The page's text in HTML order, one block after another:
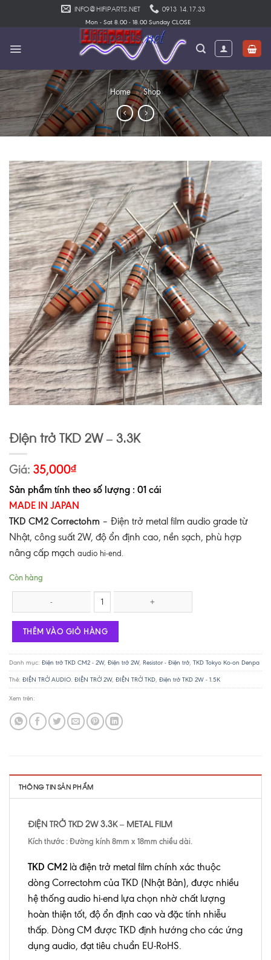
INFO@HIFIPARTS.NET 0913 14.17.33
Mon - Sat 8.00 - 18.00 Sunday CLOSE
Home » Shop
Điện trở TKD 2W – 3.3K
Giá: 35,000₫
Sản phẩm tính theo số lượng : 01 cái
MADE IN JAPAN
TKD CM2 Correctohm – Điện trở metal film audio grade từ
Nhật, công suất 2W, độ ổn định cao, nền sạch, phù hợp
nâng cấp mạch audio hi-end.
Còn hàng
Điện trở TKD 2W - 3.3K số lượng
THÊM VÀO GIỎ HÀNG
Danh mục: Điện trở TKD CM2 - 2W, Điện trở 2W, Resistor - Điện trở TKD Tokyo Ko-on Denpa
Thẻ: ĐIỆN TRỞ AUDIO. ĐIỆN TRỞ 2W, ĐIỆN TRỞ TKD Điện trở TKD 2W - 1.5K
Xem trên:
THÔNG TIN SẢN PHẨM
ĐIỆN TRỞ TKD 2W 3.3K – METAL FILM
Kích thước : Đường kính 8mm x 18mm chiều dài.
TKD CM2 là điện trở metal film chính xác thuộc
dòng Correctohm của TKD (Nhật Bản), được nhiều
hệ thống audio hi-end lựa chọn nhờ chất lượng
hoàn thiện tốt, độ ổn định cao và đặc tính nhiễu
thấp. Dòng CM được TKD định hướng cho các ứng
dụng audio, đạt tiêu chuẩn EU-RoHS.